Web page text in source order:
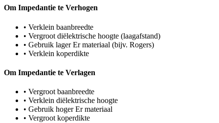
Om Impedantie te Verhogen
• Verklein baanbreedte
• Vergroot diëlektrische hoogte (laagafstand)
• Gebruik lager Er materiaal (bijv. Rogers)
• Verklein koperdikte
Om Impedantie te Verlagen
• Vergroot baanbreedte
• Verklein diëlektrische hoogte
• Gebruik hoger Er materiaal
• Vergroot koperdikte